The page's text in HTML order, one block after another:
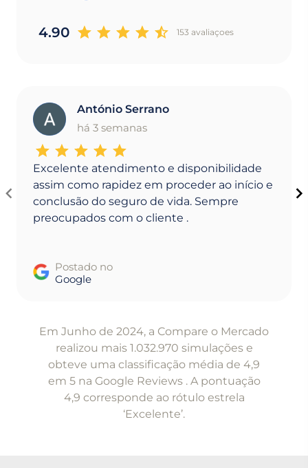
4.90 153 avaliaçoes
A
António Serrano
há 3 semanas
Excelente atendimento e disponibilidade
assim como rapidez em proceder ao início e
conclusão do seguro de vida. Sempre
preocupados com o cliente .
Postado no
Google
Em Junho de 2024, a Compare o Mercado
realizou mais 1.032.970 simulações e
obteve uma classificação média de 4,9
em 5 na Google Reviews . A pontuação
4,9 corresponde ao rótulo estrela
‘Excelente’.